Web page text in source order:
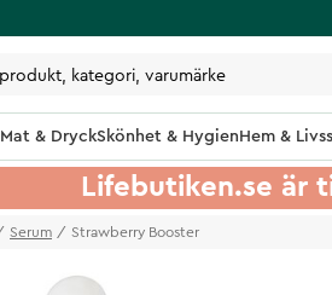
Mat & DryckSkönhet & HygienHem &
Lifebutiken.se är
Serum Strawberry Booster